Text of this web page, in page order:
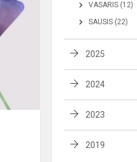
VASARIS (12)
SAUSIS (22)
2025
2024
2023
2019